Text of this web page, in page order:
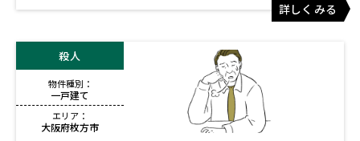
詳しくみる
殺人
物件種別：
一戸建て
エリア：
大阪府枚方市